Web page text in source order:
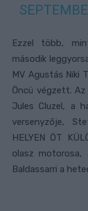
Ezzel több,
második
MV Agustás Niki
Öncü végzett.
Jules Cluzel, a
versenyzője,
HELYEN ÖT
olasz motorosa,
Baldassarri a